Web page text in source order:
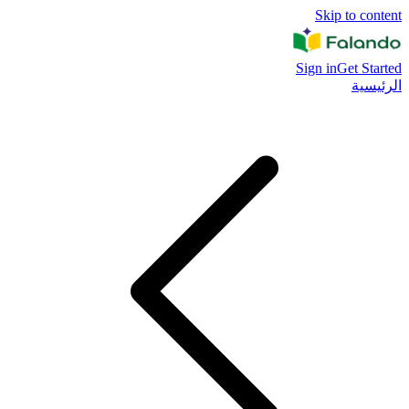
Skip to content
Sign inGet Started
الرئيسية